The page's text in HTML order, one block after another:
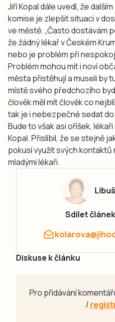
Jiří Kopal dále uvedl, že
komise je zlepšit situaci v
ve městě. „Často dostávám
že žádný lékař v Českém
nebo je problém při
Problém mohou mít i noví
města přistěhují a museli by
místě svého předchozího
člověk měl mít člověk co
tak je i nebezpečné sedat
Bude to však asi oříšek,
Kopal. Přislíbil, že se stejně
pokusí využít svých kontaktů
mladými lékaři.
Sdílet
Diskuse k článku
Pro přidávání
/